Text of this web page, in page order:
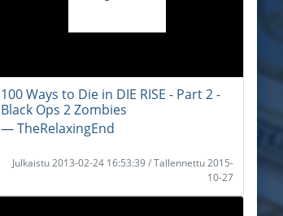
100 Ways to Die in DIE RISE - Part 2 -
Black Ops 2 Zombies
― TheRelaxingEnd
Julkaistu 2013-02-24 16:53:39 / Tallennettu 2015-
10-27